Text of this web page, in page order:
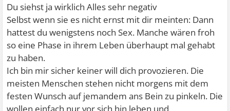
Du siehst ja wirklich Alles sehr negativ
Selbst wenn sie es nicht ernst mit dir meinten: Dann
hattest du wenigstens noch Sex. Manche wären froh
so eine Phase in ihrem Leben überhaupt mal gehabt
zu haben.
Ich bin mir sicher keiner will dich provozieren. Die
meisten Menschen stehen nicht morgens mit dem
festen Wunsch auf jemandem ans Bein zu pinkeln. Die
wollen einfach nur vor sich hin leben und